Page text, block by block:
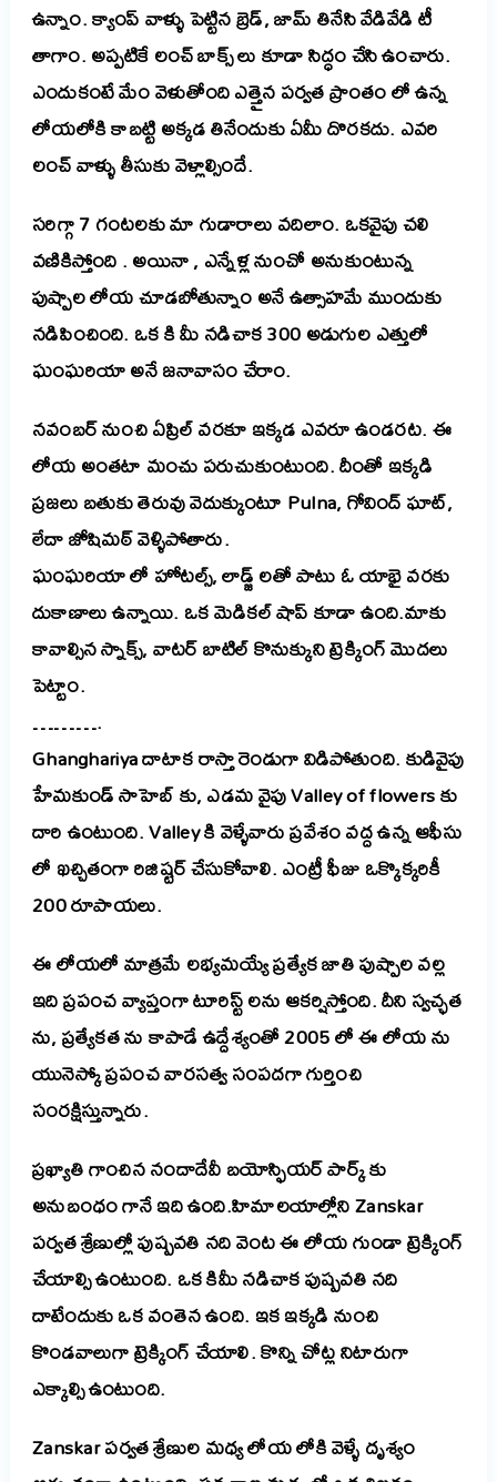
ఉన్నాం. క్యాంప్ వాళ్ళు పెట్టిన బ్రెడ్, జామ్ తినేసి వేడివేడి టీ
తాగాం. అప్పటికే లంచ్ బాక్స్ లు కూడా సిద్ధం చేసి ఉంచారు.
ఎందుకంటే మేం వెళుతోంది ఎత్తైన పర్వత ప్రాంతం లో ఉన్న
లోయలోకి కాబట్టి అక్కడ తినేందుకు ఏమీ దొరకదు. ఎవరి
లంచ్ వాళ్ళు తీసుకు వెళ్లాల్సిందే.
సరిగ్గా 7 గంటలకు మా గుడారాలు వదిలాం. ఒకవైపు చలి
వణికిస్తోంది . అయినా , ఎన్నేళ్ల నుంచో అనుకుంటున్న
పుష్పాల లోయ చూడబోతున్నాం అనే ఉత్సాహమే ముందుకు
నడిపించింది. ఒక కి మీ నడిచాక 300 అడుగుల ఎత్తులో
ఘంఘరియా అనే జనావాసం చేరాం.
నవంబర్ నుంచి ఏప్రిల్ వరకూ ఇక్కడ ఎవరూ ఉండరట. ఈ
లోయ అంతటా మంచు పరుచుకుంటుంది. దీంతో ఇక్కడి
ప్రజలు బతుకు తెరువు వెదుక్కుంటూ Pulna, గోవింద్ ఘాట్,
లేదా జోషిమఠ్ వెళ్ళిపోతారు.
ఘంఘరియా లో హోటల్స్, లాడ్జ్ లతో పాటు ఓ యాభై వరకు
దుకాణాలు ఉన్నాయి. ఒక మెడికల్ షాప్ కూడా ఉంది.మాకు
కావాల్సిన స్నాక్స్, వాటర్ బాటిల్ కొనుక్కుని ట్రెక్కింగ్ మొదలు
పెట్టాం.
……….
Ghanghariya దాటాక రాస్తా రెండుగా విడిపోతుంది. కుడివైపు
హేమకుండ్ సాహెబ్ కు, ఎడమ వైపు Valley of flowers కు
దారి ఉంటుంది.Valley కి వెళ్ళేవారు ప్రవేశం వద్ద ఉన్న ఆఫీసు
లో ఖచ్చితంగా రిజిష్టర్ చేసుకోవాలి. ఎంట్రీ ఫీజు ఒక్కొక్కరికీ
200 రూపాయలు.
ఈ లోయలో మాత్రమే లభ్యమయ్యే ప్రత్యేక జాతి పుష్పాల వల్ల
ఇది ప్రపంచ వ్యాప్తంగా టూరిస్ట్ లను ఆకర్షిస్తోంది. దీని స్వచ్ఛత
ను, ప్రత్యేకత ను కాపాడే ఉద్దేశ్యంతో 2005 లో ఈ లోయ ను
యునెస్కో ప్రపంచ వారసత్వ సంపదగా గుర్తించి
సంరక్షిస్తున్నారు.
ప్రఖ్యాతి గాంచిన నందాదేవీ బయోస్ఫియర్ పార్క్ కు
అనుబంధం గానే ఇది ఉంది.హిమాలయాల్లోని Zanskar
పర్వత శ్రేణుల్లో పుష్పవతి నది వెంట ఈ లోయ గుండా ట్రెక్కింగ్
చేయాల్సి ఉంటుంది. ఒక కిమీ నడిచాక పుష్పవతి నది
దాటేందుకు ఒక వంతెన ఉంది. ఇక ఇక్కడి నుంచి
కొండవాలుగా ట్రెక్కింగ్ చేయాలి. కొన్ని చోట్ల నిటారుగా
ఎక్కాల్సి ఉంటుంది.
Zanskar పర్వత శ్రేణుల మధ్య లోయ లోకి వెళ్ళే దృశ్యం